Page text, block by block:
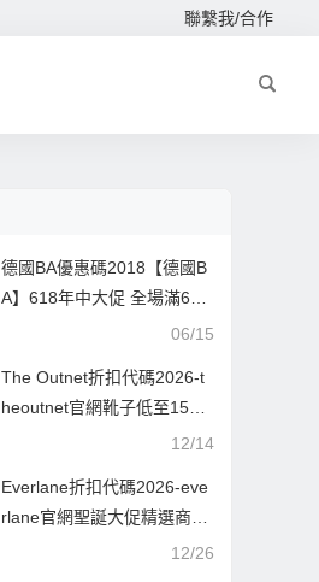
聯繫我/合作
德國BA優惠碼2018【德國B
A】618年中大促 全場滿68
歐免郵，滿88歐減5歐【BA8
06/15
The Outnet折扣代碼2026-t
heoutnet官網靴子低至15折
12/14
Everlane折扣代碼2026-eve
rlane官網聖誕大促精選商品
12/26